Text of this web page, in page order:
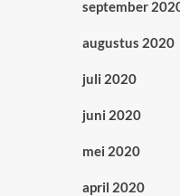
september
augustus 2020
juli 2020
juni 2020
mei 2020
april 2020